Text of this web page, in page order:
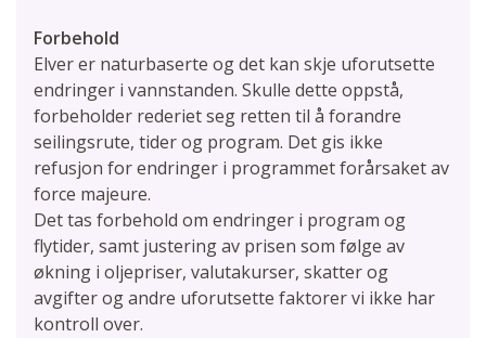
Forbehold
Elver er naturbaserte og det kan skje uforutsette
endringer i vannstanden. Skulle dette oppstå,
forbeholder rederiet seg retten til å forandre
seilingsrute, tider og program. Det gis ikke
refusjon for endringer i programmet forårsaket av
force majeure.
Det tas forbehold om endringer i program og
flytider, samt justering av prisen som følge av
økning i oljepriser, valuta­kurser, skatter og
avgifter og andre uforutsette faktorer vi ikke har
kontroll over.